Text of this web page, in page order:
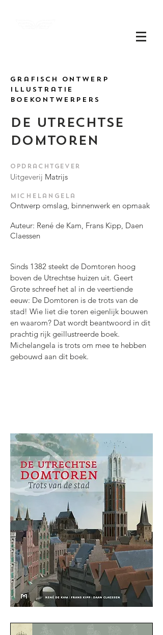
grafisch ontwerp
Illustratie
boekontwerpers
de utrechtse
domtoren
​Opdrachtgever
Uitgeverij Matrijs
Michelangela
Ontwerp omslag, binnenwerk en opmaak
Auteur: René de Kam, Frans Kipp, Daen
Claessen
Sinds 1382 steekt de Domtoren hoog
boven de Utrechtse huizen uit. Geert
Grote schreef het al in de veertiende
eeuw: De Domtoren is de trots van de
stad! Wie liet die toren eigenlijk bouwen
en waarom? Dat wordt beantwoord in dit
prachtig rijk geillustreerde boek.
Michelangela is trots om mee te hebben
gebouwd aan dit boek.